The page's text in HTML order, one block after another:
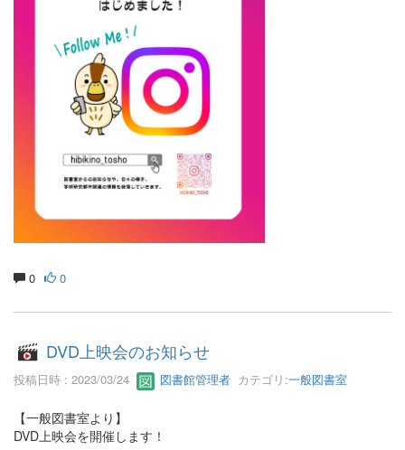
0 0
DVD上映会のお知らせ
投稿日時 : 2023/03/24 図書館管理者 カテゴリ:一般図書室
【一般図書室より】
DVD上映会を開催します！